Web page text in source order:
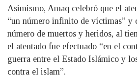
Asimismo, Amaq celebró que el
“un número infinito de víctimas” y
número de muertos y heridos, al
el atentado fue efectuado “en el
guerra entre el Estado Islámico y
contra el islam”.